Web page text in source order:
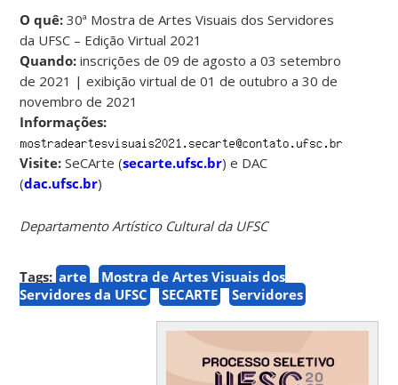
O quê: 30ª Mostra de Artes Visuais dos Servidores
da UFSC – Edição Virtual 2021
Quando: inscrições de 09 de agosto a 03 setembro
de 2021 | exibição virtual de 01 de outubro a 30 de
novembro de 2021
Informações:
Visite: SeCArte (secarte.ufsc.br) e DAC
(dac.ufsc.br)
Departamento Artístico Cultural da UFSC
Tags: arte
Mostra de Artes Visuais dos
Servidores da UFSC
SECARTE Servidores